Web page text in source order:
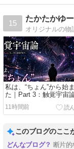
15
たかたかゆ
私は、“ちょん”から始
た｜Part 3：触覚宇宙
Act.37「遺書の最後の
11時間前
このブログのここ
断片